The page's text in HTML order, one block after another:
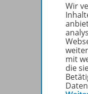
Wir
mit
die